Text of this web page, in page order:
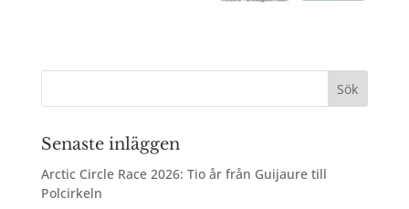
Senaste inläggen
Arctic Circle Race 2026: Tio år från Guijaure till
Polcirkeln